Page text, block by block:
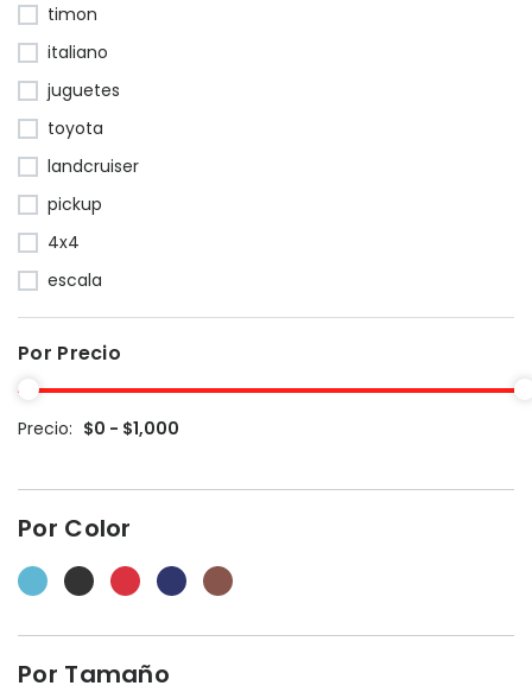
timon
italiano
juguetes
toyota
landcruiser
pickup
4x4
escala
Por Precio
Precio: $0 - $1,000
Por Color
Por Tamaño